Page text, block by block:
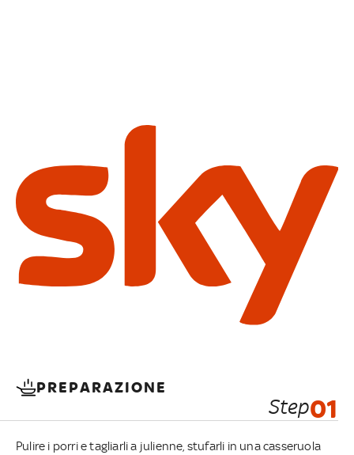
PREPARAZIONE
Step01
Pulire i porri e tagliarli a julienne, stufarli in una casseruola